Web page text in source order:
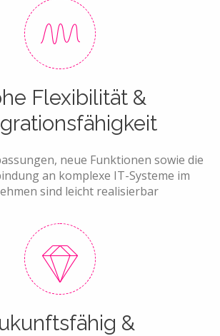
Flexibilität &
neue Funktionen sowie die
an komplexe IT-Systeme im
sind leicht realisierbar
&